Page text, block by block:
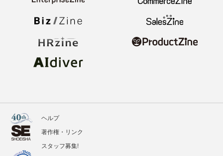
ヘルプ
著作権・リンク
スタッフ募集!